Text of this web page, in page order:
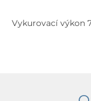
Vykurovací výkon